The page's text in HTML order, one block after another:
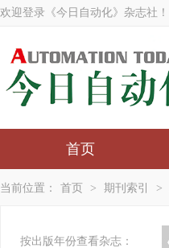
欢迎登录《今日自动化》杂志社！
首页
当前位置： 首页 > 期刊索引 >
按出版年份查看杂志：